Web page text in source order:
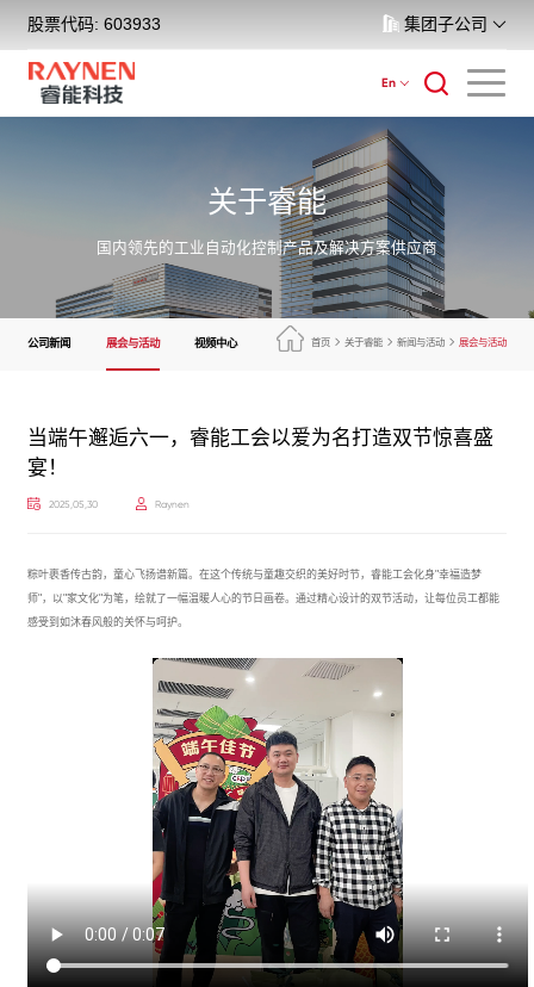
股票代码: 603933 集团子公司
En
关于睿能
国内领先的工业自动化控制产品及解决方案供应商
公司新闻 展会与活动 视频中心 首页 关于睿能 新闻与活动 展会与活动
当端午邂逅六一，睿能工会以爱为名打造双节惊喜盛
宴！
2025,05,30 Raynen
粽叶裹香传古韵，童心飞扬谱新篇。在这个传统与童趣交织的美好时节，睿能工会化身"幸福造梦
师"，以"家文化"为笔，绘就了一幅温暖人心的节日画卷。通过精心设计的双节活动，让每位员工都能
感受到如沐春风般的关怀与呵护。